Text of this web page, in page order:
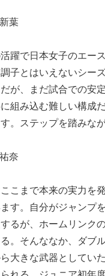
葉
躍で日本女子のエー
子とはいえないシー
が、まだ試合での安
組み込む難しい構成
。ステップを踏みな
奈
こまで本来の実力を
す。自分がジャンプ
るが、ホームリンク
。そんななか、ダブ
大きな武器としてい